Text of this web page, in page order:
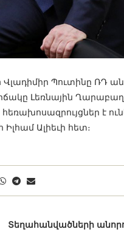
Պուտինը ՌԴ
Լեռնային
է
Ալիեւի հետ։
Տեղահանվածների